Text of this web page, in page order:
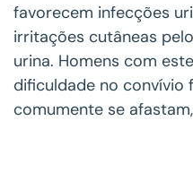
favorecem infecções
irritações cutâneas
urina. Homens com
dificuldade no convívio
comumente se